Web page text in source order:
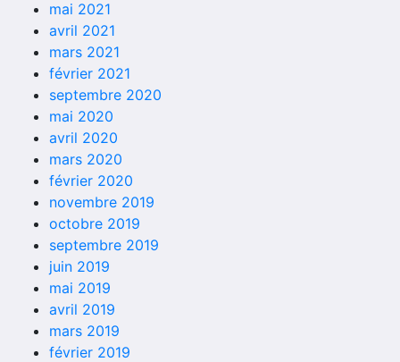
mai 2021
avril 2021
mars 2021
février 2021
septembre 2020
mai 2020
avril 2020
mars 2020
février 2020
novembre 2019
octobre 2019
septembre 2019
juin 2019
mai 2019
avril 2019
mars 2019
février 2019